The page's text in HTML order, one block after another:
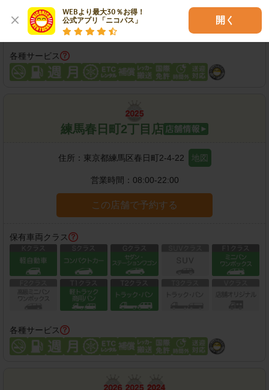
WEBより最大30％お得！
公式アプリ「ニコパス」
開く
各種サービス
練馬春日町2丁目店
住所： 東京都練馬区春日町2-4-22 地図
営業時間： 08:00-22:00
この店舗で予約する
保有車両クラス
各種サービス